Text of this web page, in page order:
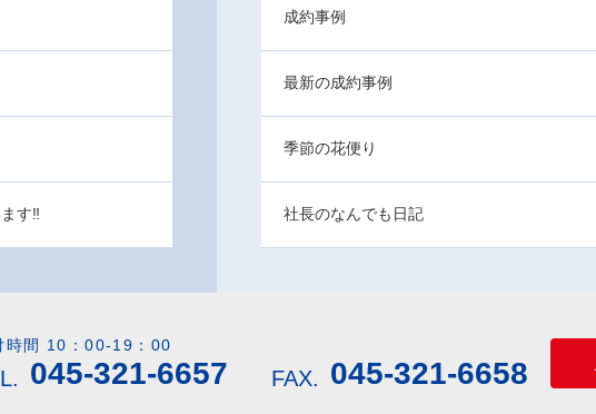
す‼
成約事例
最新の成約事例
季節の花便り
社長のなんでも日記
時間 10：00-19：00
045-321-6657 FAX. 045-321-6658